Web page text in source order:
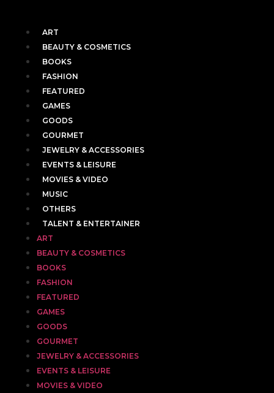
ART
BEAUTY & COSMETICS
BOOKS
FASHION
FEATURED
GAMES
GOODS
GOURMET
JEWELRY & ACCESSORIES
EVENTS & LEISURE
MOVIES & VIDEO
MUSIC
OTHERS
TALENT & ENTERTAINER
ART
BEAUTY & COSMETICS
BOOKS
FASHION
FEATURED
GAMES
GOODS
GOURMET
JEWELRY & ACCESSORIES
EVENTS & LEISURE
MOVIES & VIDEO